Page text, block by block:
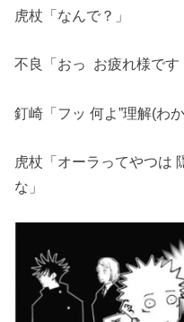
虎杖「なんで？」
不良「おっ お疲れ様です
釘崎「フッ 何よ”理解(わ
虎杖「オーラってやつは
な」